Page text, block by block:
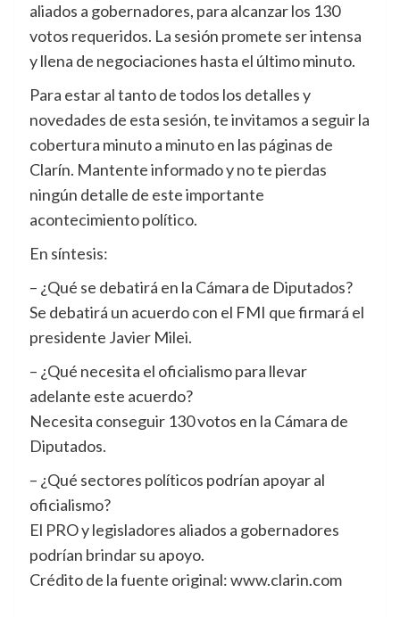
aliados a gobernadores, para alcanzar los 130
votos requeridos. La sesión promete ser intensa
y llena de negociaciones hasta el último minuto.
Para estar al tanto de todos los detalles y
novedades de esta sesión, te invitamos a seguir la
cobertura minuto a minuto en las páginas de
Clarín. Mantente informado y no te pierdas
ningún detalle de este importante
acontecimiento político.
En síntesis:
– ¿Qué se debatirá en la Cámara de Diputados?
Se debatirá un acuerdo con el FMI que firmará el
presidente Javier Milei.
– ¿Qué necesita el oficialismo para llevar
adelante este acuerdo?
Necesita conseguir 130 votos en la Cámara de
Diputados.
– ¿Qué sectores políticos podrían apoyar al
oficialismo?
El PRO y legisladores aliados a gobernadores
podrían brindar su apoyo.
Crédito de la fuente original: www.clarin.com